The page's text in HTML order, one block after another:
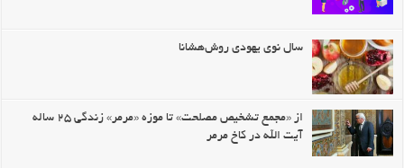
سال نوی یهودی روش‌هشانا
از «مجمع تشخیص مصلحت» تا موزه «مرمر» زندگی ۲۵ ساله
آیت الله در کاخ مرمر